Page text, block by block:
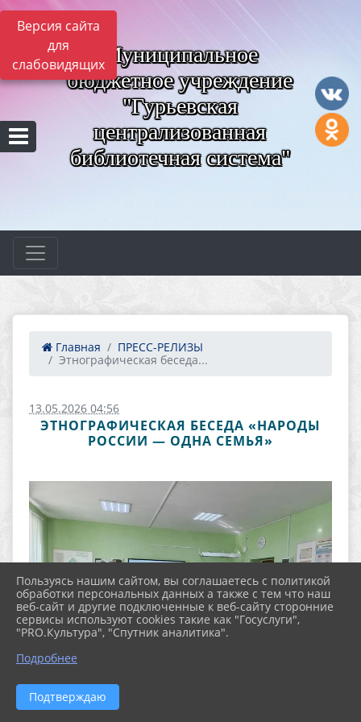
Версия сайта
для
слабовидящих Муниципальное
бюджетное учреждение
"Гурьевская
централизованная
библиотечная система"
Главная
ПРЕСС-РЕЛИЗЫ
Этнографическая беседа...
13.05.2026 04:56
ЭТНОГРАФИЧЕСКАЯ БЕСЕДА «НАРОДЫ
РОССИИ — ОДНА СЕМЬЯ»
Пользуясь нашим сайтом, вы соглашаетесь с политикой
обработки персональных данных а также с тем что наш
веб-сайт и другие подключенные к веб-сайту сторонние
сервисы используют cookies такие как "Госуслуги",
"PRO.Культура", "Спутник аналитика".
Подробнее
Подтверждаю